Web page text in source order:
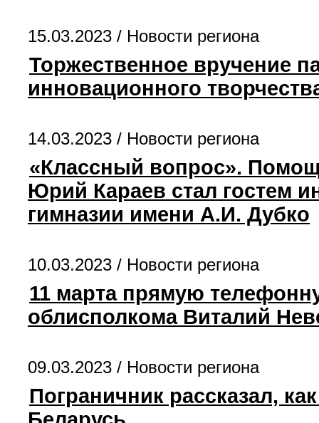
15.03.2023 / Новости региона
Торжественное вручение
инновационного
14.03.2023 / Новости региона
«Классный вопрос».
Юрий Караев стал гостем
гимназии имени А.И. Дубко
10.03.2023 / Новости региона
11 марта прямую
облисполкома Виталий
09.03.2023 / Новости региона
Пограничник рассказал,